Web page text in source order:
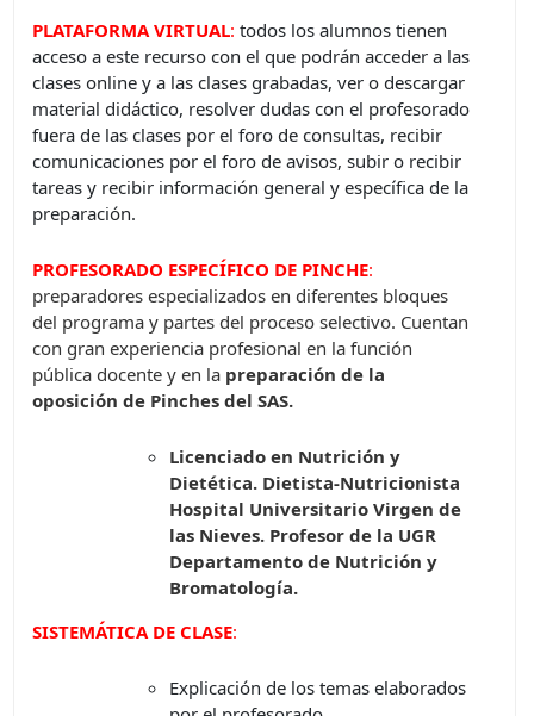
PLATAFORMA VIRTUAL: todos los alumnos tienen
acceso a este recurso con el que podrán acceder a las
clases online y a las clases grabadas, ver o descargar
material didáctico, resolver dudas con el profesorado
fuera de las clases por el foro de consultas, recibir
comunicaciones por el foro de avisos, subir o recibir
tareas y recibir información general y específica de la
preparación.
PROFESORADO ESPECÍFICO DE PINCHE:
preparadores especializados en diferentes bloques
del programa y partes del proceso selectivo. Cuentan
con gran experiencia profesional en la función
pública docente y en la preparación de la
oposición de Pinches del SAS.
Licenciado en Nutrición y
Dietética. Dietista-Nutricionista
Hospital Universitario Virgen de
las Nieves. Profesor de la UGR
Departamento de Nutrición y
Bromatología.
SISTEMÁTICA DE CLASE:
Explicación de los temas elaborados